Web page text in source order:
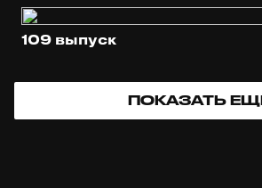
109 выпуск
ПОКАЗАТЬ